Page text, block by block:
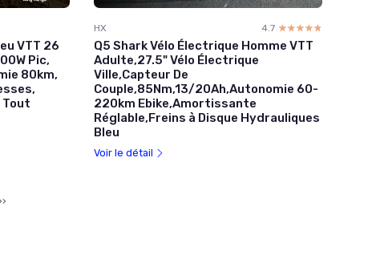
VTT 26
Pic,
80km,
Tout
HX 4.7 ☆☆☆☆☆
★★★★★
Q5 Shark Vélo Électrique Homme VTT
Adulte,27.5" Vélo Électrique
Ville,Capteur De
Couple,85Nm,13/20Ah,Autonomie 60-
220km Ebike,Amortissante
Réglable,Freins à Disque Hydrauliques
Bleu
Voir le détail